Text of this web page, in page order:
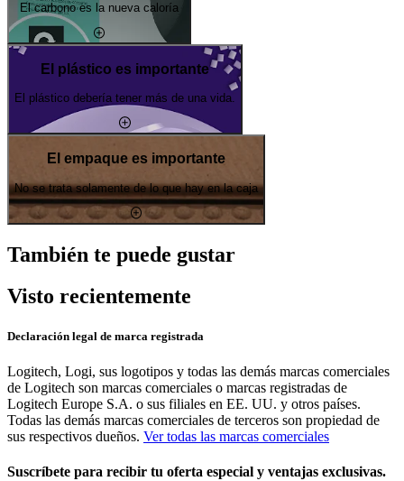
El carbono es la nueva caloría
El plástico es importante
El plástico debería tener más de una vida.
El empaque es importante
No se trata solamente de lo que hay en la caja
También te puede gustar
Visto recientemente
Declaración legal de marca registrada
Logitech, Logi, sus logotipos y todas las demás marcas comerciales
de Logitech son marcas comerciales o marcas registradas de
Logitech Europe S.A. o sus filiales en EE. UU. y otros países.
Todas las demás marcas comerciales de terceros son propiedad de
sus respectivos dueños. Ver todas las marcas comerciales
Suscríbete para recibir tu oferta especial y ventajas exclusivas.